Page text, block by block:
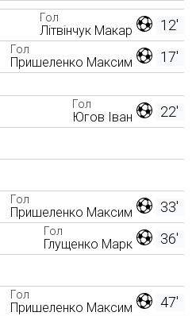
12'
Гол
Літвінчук Макар
17'
Гол
Пришеленко Максим
22'
Гол
Югов Іван
33'
Гол
Пришеленко Максим
36'
Гол
Глущенко Марк
47'
Гол
Пришеленко Максим